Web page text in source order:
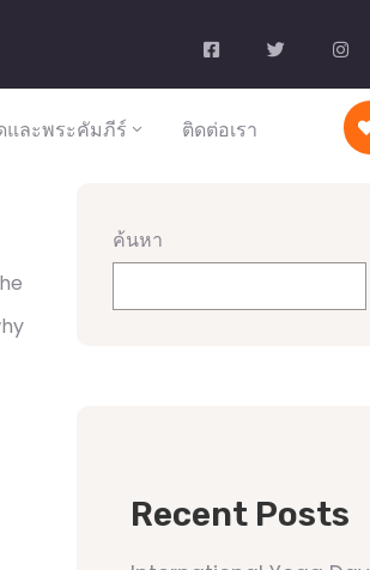
และพระคัมภีร์ ติดต่อเรา
ค้นหา
Recent Posts